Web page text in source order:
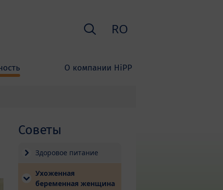
О компании HiPP
ПоискRO
Советы
Здоровое питание
Ухоженная
беременная женщина